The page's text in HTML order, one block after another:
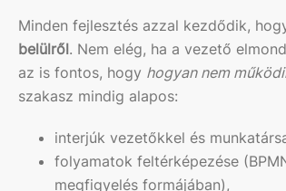
Minden fejlesztés azzal kezdődik,
belülről. Nem elég, ha a vezető
az is fontos, hogy hogyan nem
szakasz mindig alapos:
interjúk vezetőkkel és
folyamatok feltérképezése
megfigyelés formájában),